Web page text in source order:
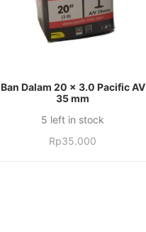
TAMBAH KE KERANJANG
Ban Dalam 20 x 3.0 Pacific AV
35 mm
5 left in stock
Rp35.000